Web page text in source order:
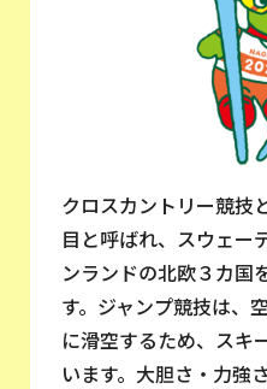
クロスカントリー競技
目と呼ばれ、スウェー
ンランドの北欧３カ国
す。ジャンプ競技は、
に滑空するため、スキ
います。大胆さ・力強